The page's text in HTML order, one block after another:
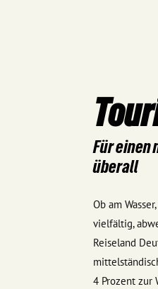
Für einen
überall
Ob am
vielfältig,
Reiseland
4 Prozent zur